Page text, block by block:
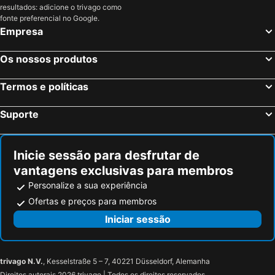
Bertioga, São Paulo Hotéis
Fortaleza, Ceará Hotéis
Foz do Iguaçu, Paraná Hotéis
Porto de Galinhas, Pernambuco Hotéis
Porto Seguro, Bahia Hotéis
resultados: adicione o trivago como
fonte preferencial no Google.
Empresa
Os nossos produtos
Termos e políticas
Suporte
Inicie sessão para desfrutar de
vantagens exclusivas para membros
Personalize a sua experiência
Ofertas e preços para membros
Iniciar sessão
trivago N.V., Kesselstraße 5 – 7, 40221 Düsseldorf, Alemanha